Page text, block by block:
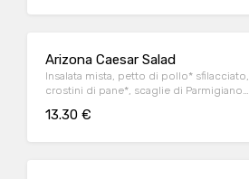
Arizona Caesar Salad
Insalata mista, petto di pollo* sfilacciato,
crostini di pane*, scaglie di Parmigiano
13.30 €